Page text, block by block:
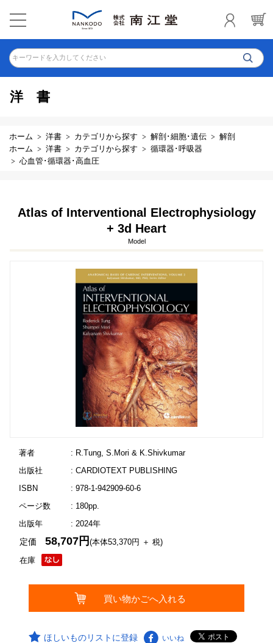
キーワードを入力してください
洋書
ホーム 洋書 カテゴリから探す 解剖･細胞･遺伝
解剖
ホーム
洋書 カテゴリから探す
循環器･呼吸器
心血管･循環器･高血圧
Atlas of Interventional Electrophysiology
+ 3d Heart
Model
著者
: R.Tung, S.Mori & K.Shivkumar
出版社
: CARDIOTEXT PUBLISHING
ISBN
: 978-1-942909-60-6
ページ数
: 180pp.
出版年
: 2024年
在庫
定価58,707円(本体53,370円 ＋ 税)
ほしいものリストに登録 いいね